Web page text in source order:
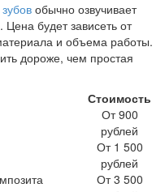
обычно озвучивает
Цена будет зависеть от
и объема работы.
дороже, чем простая
Стоимость
От 900
рублей
От 1 500
рублей
От 3 500